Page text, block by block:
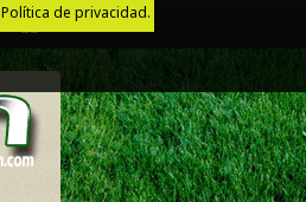
Política de privacidad.
Juego Limpio